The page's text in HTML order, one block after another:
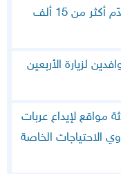
موكب الرسول الأعظم (ص) يقدّم أكثر من 15 ألف
لزيارة الأربعين
مواقع لإيداع عربات
الاحتياجات الخاصة